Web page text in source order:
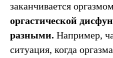
заканчивается
оргастической
разными. Например,
ситуация, когда